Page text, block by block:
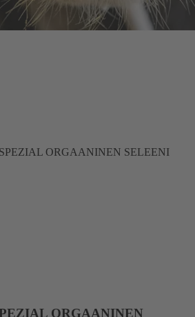
ORGAANINEN SELEENI
ORGAANINEN